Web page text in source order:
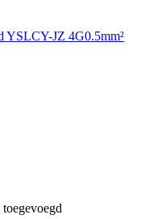
YSLCY-JZ 4G0.5mm²